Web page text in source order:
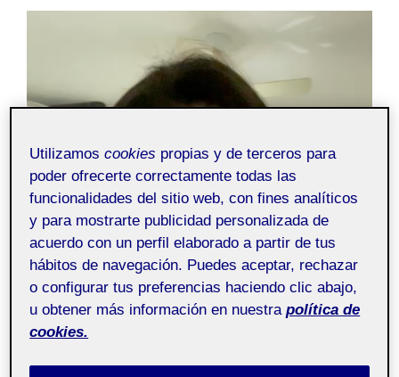
Utilizamoscookies propias y de terceros para
poder ofrecerte correctamente todas las
funcionalidades del sitio web, con fines analíticos
y para mostrarte publicidad personalizada de
acuerdo con un perfil elaborado a partir de tus
hábitos de navegación. Puedes aceptar, rechazar
o configurar tus preferencias haciendo clic abajo,
u obtener más información en nuestra política de
cookies.